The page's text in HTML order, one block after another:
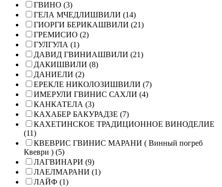
ГВИНО (3)
ГЕЛА МЧЕДЛИШВИЛИ (14)
ГИОРГИ БЕРИКАШВИЛИ (21)
ГРЕМИСИО (2)
ГУЛГУЛА (1)
ДАВИД ГВИНИАШВИЛИ (21)
ДАКИШВИЛИ (8)
ДАНИЕЛИ (2)
ЕРЕКЛЕ НИКОЛОЗИШВИЛИ (7)
ИМЕРУЛИ ГВИНИС САХЛИ (4)
КАНКАТЕЛА (3)
КАХАБЕР БАКУРАДЗЕ (7)
КАХЕТИНСКОЕ ТРАДИЦИОННОЕ ВИНОДЕЛИЕ
(11)
КВЕВРИС ГВИНИС МАРАНИ ( Винный погреб
Квеври ) (5)
ЛАГВИНАРИ (9)
ЛАЕЛМАРАНИ (1)
ЛАЙФ (1)